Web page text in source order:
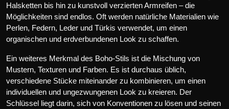
Halsketten bis hin zu kunstvoll verzierten Armreifen – die
Möglichkeiten sind endlos. Oft werden natürliche Materialien wie
Perlen, Federn, Leder und Türkis verwendet, um einen
organischen und erdverbundenen Look zu schaffen.
Ein weiteres Merkmal des Boho-Stils ist die Mischung von
Mustern, Texturen und Farben. Es ist durchaus üblich,
verschiedene Stücke miteinander zu kombinieren, um einen
individuellen und ungezwungenen Look zu kreieren. Der
Schlüssel liegt darin, sich von Konventionen zu lösen und seinen